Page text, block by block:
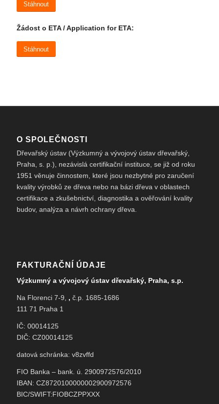
Stáhnout
Žádost o ETA / Application for ETA:
Stáhnout
O SPOLEČNOSTI
Dřevařský ústav (Výzkumný a vývojový ústav dřevařský,
Praha, s. p.), nezávislá certifikační instituce, se již od roku
1951 věnuje činnostem, které jsou nezbytné pro zaručení
kvality výrobků ze dřeva nebo na bázi dřeva v oblastech
certifikace a zkušebnictví, diagnostika a ověřování kvality
budov, analýza a návrh ochrany dřeva.
FAKTURAČNÍ ÚDAJE
Výzkumný a vývojový ústav dřevařský, Praha, s.p.
Na Florenci 7-9, , č.p. 1685-1686
111 71 Praha 1
IČ: 00014125
DIČ: CZ00014125
datová schránka: v8zvffd
FIO Banka – bank. ú. 2900972576/2010
IBAN: CZ8720100000002900972576
BIC/SWIFT:FIOBCZPPXXX